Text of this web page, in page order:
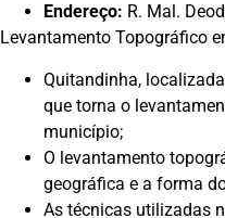
Endereço: R. Mal.
Levantamento Topográfico
Quitandinha,
que torna o
município;
O levantamento
geográfica e a forma
As técnicas utilizadas